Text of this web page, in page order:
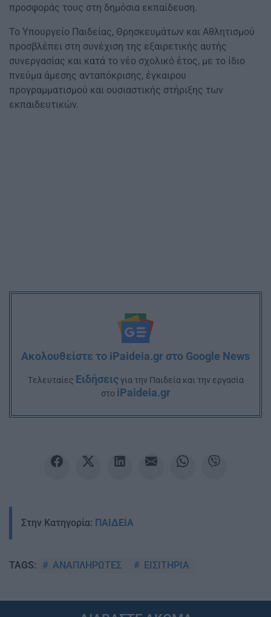
προσφοράς τους στη δημόσια εκπαίδευση.
Το Υπουργείο Παιδείας, Θρησκευμάτων και Αθλητισμού
προσβλέπει στη συνέχιση της εξαιρετικής αυτής
συνεργασίας και κατά το νέο σχολικό έτος, με το ίδιο
πνεύμα άμεσης ανταπόκρισης, έγκαιρου
προγραμματισμού και ουσιαστικής στήριξης των
εκπαιδευτικών.
Ακολουθείστε το iPaideia.gr στο Google News
Tελευταίες Ειδήσειςγια την Παιδεία και την εργασία
στο iPaideia.gr
Στην Κατηγορία: ΠΑΙΔΕΙΑ
TAGS: ΑΝΑΠΛΗΡΩΤΕΣ ΕΙΣΙΤΗΡΙΑ